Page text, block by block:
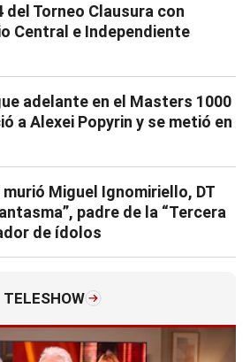
del Torneo Clausura con
Central e Independiente
adelante en el Masters 1000
a Alexei Popyrin y se metió en
Miguel Ignomiriello, DT
padre de la “Tercera
de ídolos
TELESHOW